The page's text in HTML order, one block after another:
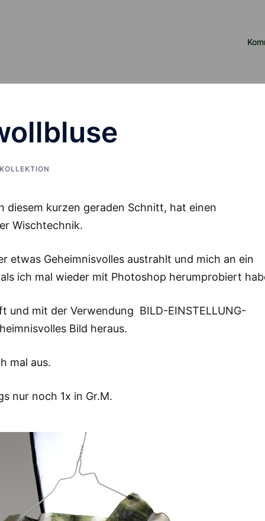
KOLLEKTION
diesem kurzen geraden Schnitt, hat einen
Wischtechnik.
etwas Geheimnisvolles austrahlt und mich an ein
ich mal wieder mit Photoshop herumprobiert
und mit der Verwendung BILD-EINSTELLUNG-
Bild heraus.
mal aus.
nur noch 1x in Gr.M.